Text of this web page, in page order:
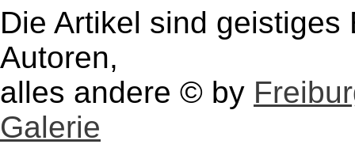
Die Artikel sind
Autoren,
alles andere © by
Galerie